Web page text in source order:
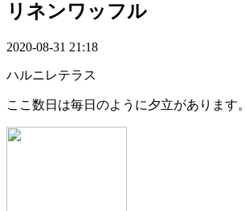
リネンワッフル
2020-08-31 21:18
ハルニレテラス
ここ数日は毎日のように夕立があります。